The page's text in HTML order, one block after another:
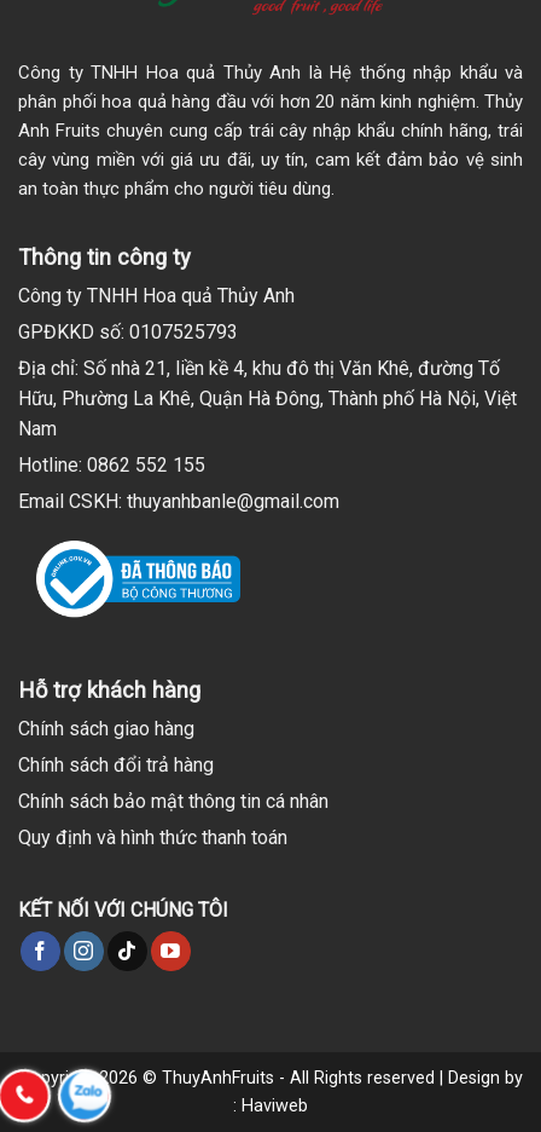
Công ty TNHH Hoa quả Thủy Anh là Hệ thống nhập khẩu và
phân phối hoa quả hàng đầu với hơn 20 năm kinh nghiệm. Thủy
Anh Fruits chuyên cung cấp trái cây nhập khẩu chính hãng, trái
cây vùng miền với giá ưu đãi, uy tín, cam kết đảm bảo vệ sinh
an toàn thực phẩm cho người tiêu dùng.
Thông tin công ty
Công ty TNHH Hoa quả Thủy Anh
GPĐKKD số: 0107525793
Địa chỉ: Số nhà 21, liền kề 4, khu đô thị Văn Khê, đường Tố
Hữu, Phường La Khê, Quận Hà Đông, Thành phố Hà Nội, Việt
Nam
Hotline: 0862 552 155
Email CSKH: thuyanhbanle@gmail.com
Hỗ trợ khách hàng
Chính sách giao hàng
Chính sách đổi trả hàng
Chính sách bảo mật thông tin cá nhân
Quy định và hình thức thanh toán
KẾT NỐI VỚI CHÚNG TÔI
Copyright 2026 © ThuyAnhFruits - All Rights reserved | Design by
: Haviweb